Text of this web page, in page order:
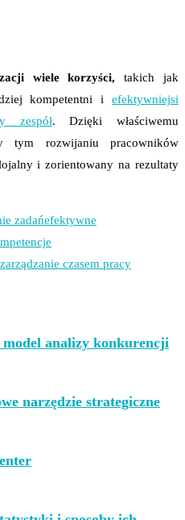
wiele korzyści, takich jak
kompetentni i efektywniejsi
zespół. Dzięki właściwemu
tym rozwijaniu pracowników
i zorientowany na rezultaty
zadańefektywne
zarządzanie czasem pracy
model analizy konkurencji
narzędzie strategiczne